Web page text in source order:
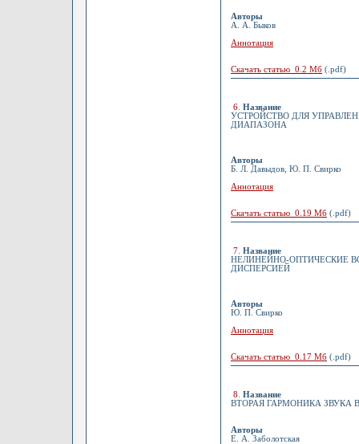
Авторы
А. А. Быков
Аннотация
Скачать статью 0.2 Мб (.pdf)
6 Название
УСТРОЙСТВО ДЛЯ
ДИАПАЗОНА
Авторы
Б. Л. Давыдов, Ю. П. Свирко
Аннотация
Скачать статью 0.19 Мб (.pdf)
7 Название
НЕЛИНЕЙНО-ОПТИЧЕСКИЕ
ДИСПЕРСИЕЙ
Авторы
Ю. П. Свирко
Аннотация
Скачать статью 0.17 Мб (.pdf)
8
Название
ВТОРАЯ ГАРМОНИКА ЗВУКА
Авторы
Е. А. Заболотская